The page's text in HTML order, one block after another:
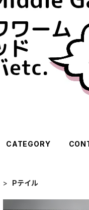
CATEGORY
Pテイル